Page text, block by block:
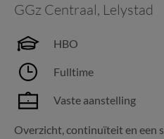
GGz Centraal, Lelystad
HBO
Fulltime
Vaste aanstelling
Overzicht, continuïteit en een